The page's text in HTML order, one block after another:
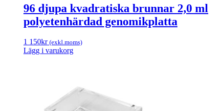
96 djupa kvadratiska brunnar 2,0 ml
polyetenhärdad genomikplatta
1 150kr (exkl.moms)
Lägg i varukorg